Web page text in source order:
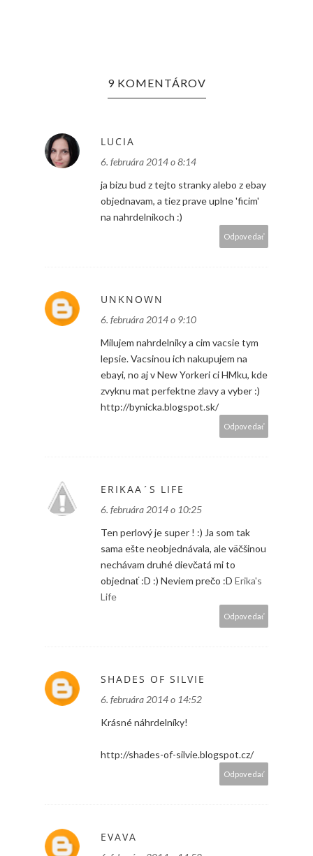
9 KOMENTÁROV
LUCIA
6. februára 2014 o 8:14
ja bizu bud z tejto stranky alebo z ebay
objednavam, a tiez prave uplne 'ficim'
na nahrdelnikoch :)
Odpovedať
UNKNOWN
6. februára 2014 o 9:10
Milujem nahrdelniky a cim vacsie tym
lepsie. Vacsinou ich nakupujem na
ebayi, no aj v New Yorkeri ci HMku, kde
zvyknu mat perfektne zlavy a vyber :)
http://bynicka.blogspot.sk/
Odpovedať
ERIKAA´S LIFE
6. februára 2014 o 10:25
Ten perlový je super ! :) Ja som tak
sama ešte neobjednávala, ale väčšinou
nechávam druhé dievčatá mi to
objednať :D :) Neviem prečo :D Erika's
Life
Odpovedať
SHADES OF SILVIE
6. februára 2014 o 14:52
Krásné náhrdelníky!
http://shades-of-silvie.blogspot.cz/
Odpovedať
EVAVA